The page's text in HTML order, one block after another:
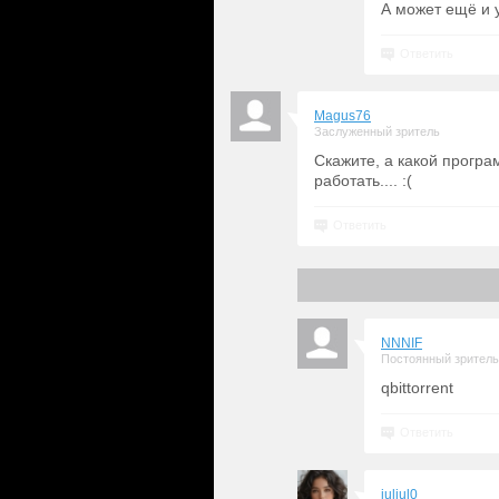
А может ещё и
Magus76
Заслуженный зритель
Скажите, а какой
работать.... :(
NNNIF
Постоянный зритель
qbittorrent
juljul0